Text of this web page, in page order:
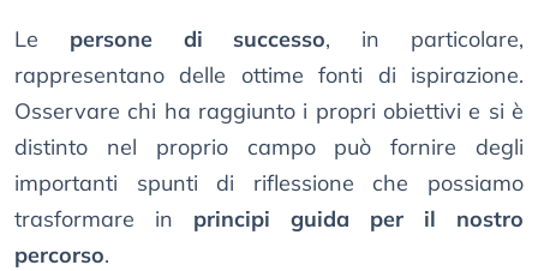
Le persone di successo, in particolare,
rappresentano delle ottime fonti di ispirazione.
Osservare chi ha raggiunto i propri obiettivi e si è
distinto nel proprio campo può fornire degli
importanti spunti di riflessione che possiamo
trasformare in principi guida per il nostro
percorso.